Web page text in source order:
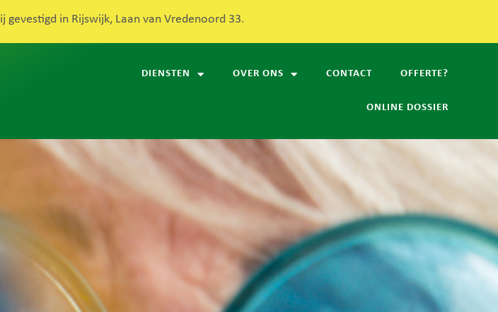
gevestigd in Rijswijk, Laan van Vredenoord 33.
DIENSTEN OVER ONS CONTACT OFFERTE?
ONLINE DOSSIER